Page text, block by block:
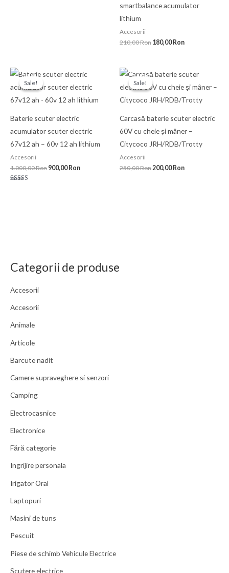
Categorii de produse
Accesorii
Accesorii
Animale
Articole
Barcute nadit
Camere supraveghere si senzori
Camping
Electrocasnice
Electronice
Fără categorie
Ingrijire personala
Irigator Oral
Laptopuri
Masini de tuns
Pescuit
Piese de schimb Vehicule Electrice
Scutere electrice
smartbalance acumulator
lithium
Accesorii
210,00Ron 180,00 Ron
Sale!
Sale!
Baterie scuter electric
acumulator scuter electric
67v12 ah – 60v 12 ah lithium
Accesorii
1.000,00Ron
Prețul
inițial
a
1.000,00 Ron.
900,00 Ron
Prețul
curent
este:
Sale!
Sale!
Carcasă baterie scuter electric
60V cu cheie și mâner –
Citycoco JRH/RDB/Trotty
Accesorii
250,00Ron
Prețul
inițial
a
250,00 Ron.
200,00 Ron
Prețul
curent
este: